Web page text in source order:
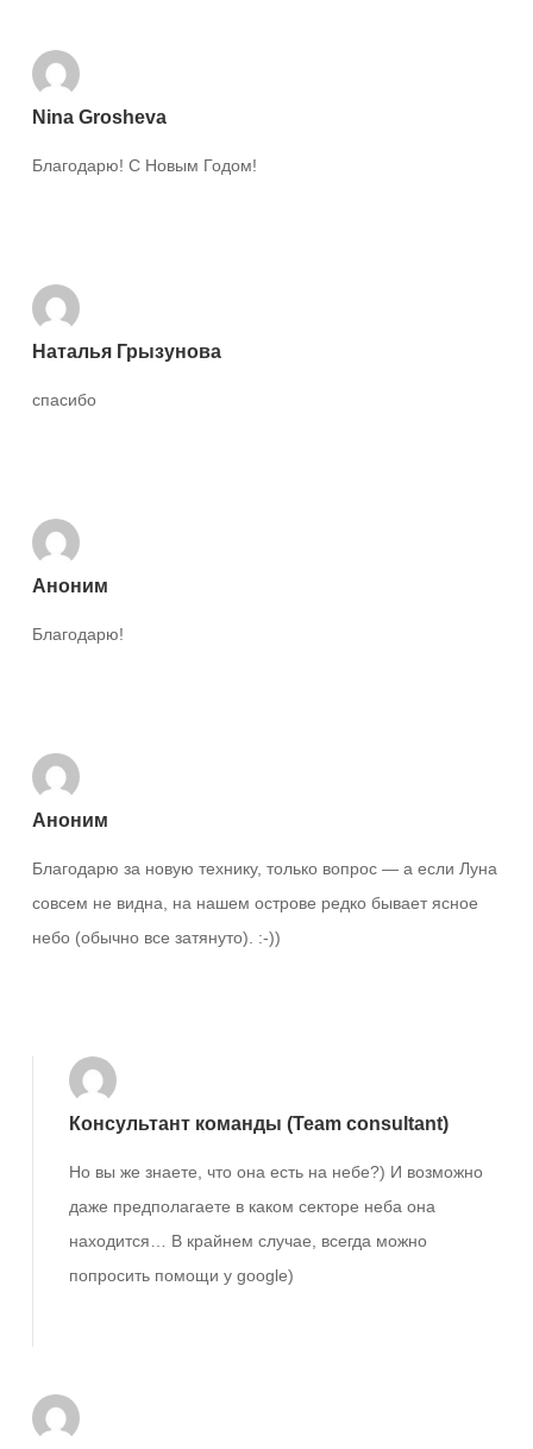
Nina Grosheva
Благодарю! С Новым Годом!
Наталья Грызунова
спасибо
Аноним
Благодарю!
Аноним
Благодарю за новую технику, только вопрос — а если Луна
совсем не видна, на нашем острове редко бывает ясное
небо (обычно все затянуто). :-))
Консультант команды (Team consultant)
Но вы же знаете, что она есть на небе?) И возможно
даже предполагаете в каком секторе неба она
находится… В крайнем случае, всегда можно
попросить помощи у google)